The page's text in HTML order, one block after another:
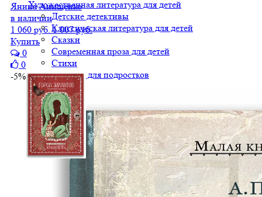
Художественная литература для детей
Детские детективы
Классическая литература для детей
Сказки
Современная проза для детей
Стихи
Фэнтези для подростков
Янина Анищенко
в наличии
1 060 руб. 1 007 руб.
Купить
0
0
-5%